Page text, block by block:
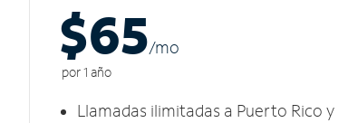
$65/mo
por 1 año
Llamadas ilimitadas a Puerto Rico y